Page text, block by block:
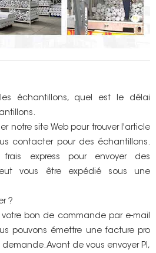
échantillons, quel est le délai
notre site Web pour trouver l'article
contacter pour des échantillons.
frais express pour envoyer des
vous être expédié sous une
?
votre bon de commande par e-mail
pouvons émettre une facture pro
Avant de vous envoyer PI,